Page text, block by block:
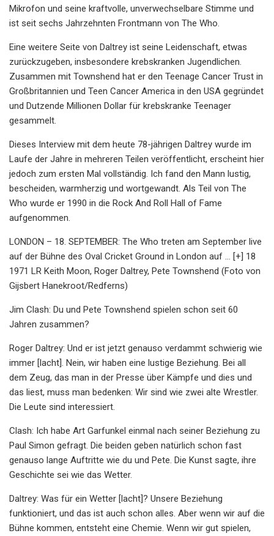
Mikrofon und seine kraftvolle, unverwechselbare Stimme und
ist seit sechs Jahrzehnten Frontmann von The Who.
Eine weitere Seite von Daltrey ist seine Leidenschaft, etwas
zurückzugeben, insbesondere krebskranken Jugendlichen.
Zusammen mit Townshend hat er den Teenage Cancer Trust in
Großbritannien und Teen Cancer America in den USA gegründet
und Dutzende Millionen Dollar für krebskranke Teenager
gesammelt.
Dieses Interview mit dem heute 78-jährigen Daltrey wurde im
Laufe der Jahre in mehreren Teilen veröffentlicht, erscheint hier
jedoch zum ersten Mal vollständig. Ich fand den Mann lustig,
bescheiden, warmherzig und wortgewandt. Als Teil von The
Who wurde er 1990 in die Rock And Roll Hall of Fame
aufgenommen.
LONDON – 18. SEPTEMBER: The Who treten am September live
auf der Bühne des Oval Cricket Ground in London auf ... [+] 18
1971 LR Keith Moon, Roger Daltrey, Pete Townshend (Foto von
Gijsbert Hanekroot/Redferns)
Jim Clash: Du und Pete Townshend spielen schon seit 60
Jahren zusammen?
Roger Daltrey: Und er ist jetzt genauso verdammt schwierig wie
immer [lacht]. Nein, wir haben eine lustige Beziehung. Bei all
dem Zeug, das man in der Presse über Kämpfe und dies und
das liest, muss man bedenken: Wir sind wie zwei alte Wrestler.
Die Leute sind interessiert.
Clash: Ich habe Art Garfunkel einmal nach seiner Beziehung zu
Paul Simon gefragt. Die beiden geben natürlich schon fast
genauso lange Auftritte wie du und Pete. Die Kunst sagte, ihre
Geschichte sei wie das Wetter.
Daltrey: Was für ein Wetter [lacht]? Unsere Beziehung
funktioniert, und das ist auch schon alles. Aber wenn wir auf die
Bühne kommen, entsteht eine Chemie. Wenn wir gut spielen,